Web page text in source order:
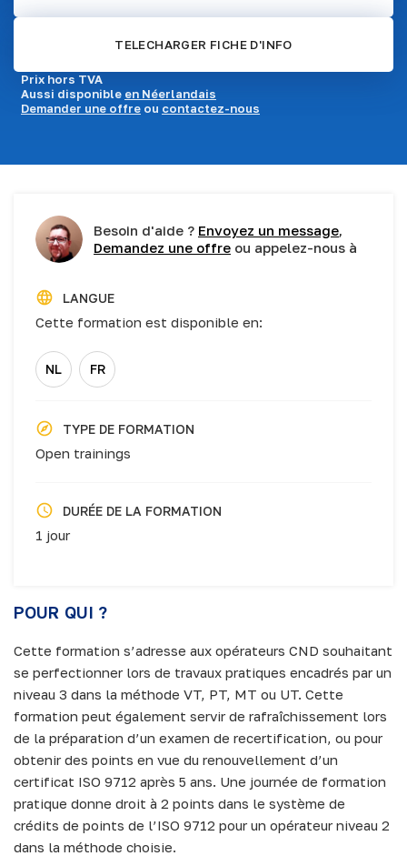
TELECHARGER FICHE D'INFO
Prix hors TVA
Aussi disponible en Néerlandais
Demander une offre ou contactez-nous
POUR QUI ?
Cette formation s’adresse aux opérateurs CND souhaitant
se perfectionner lors de travaux pratiques encadrés par un
niveau 3 dans la méthode VT, PT, MT ou UT. Cette
formation peut également servir de rafraîchissement lors
de la préparation d’un examen de recertification, ou pour
obtenir des points en vue du renouvellement d’un
certificat ISO 9712 après 5 ans. Une journée de formation
pratique donne droit à 2 points dans le système de
crédits de points de l’ISO 9712 pour un opérateur niveau 2
dans la méthode choisie.
Besoin d'aide ? Envoyez un message,
Demandez une offre ou appelez-nous à
LANGUE
Cette formation est disponible en:
NL FR
TYPE DE FORMATION
Open trainings
DURÉE DE LA FORMATION
1 jour